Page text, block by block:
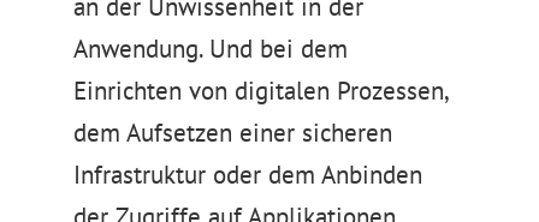
an der Unwissenheit in der
Anwendung. Und bei dem
Einrichten von digitalen Prozessen,
dem Aufsetzen einer sicheren
Infrastruktur oder dem Anbinden